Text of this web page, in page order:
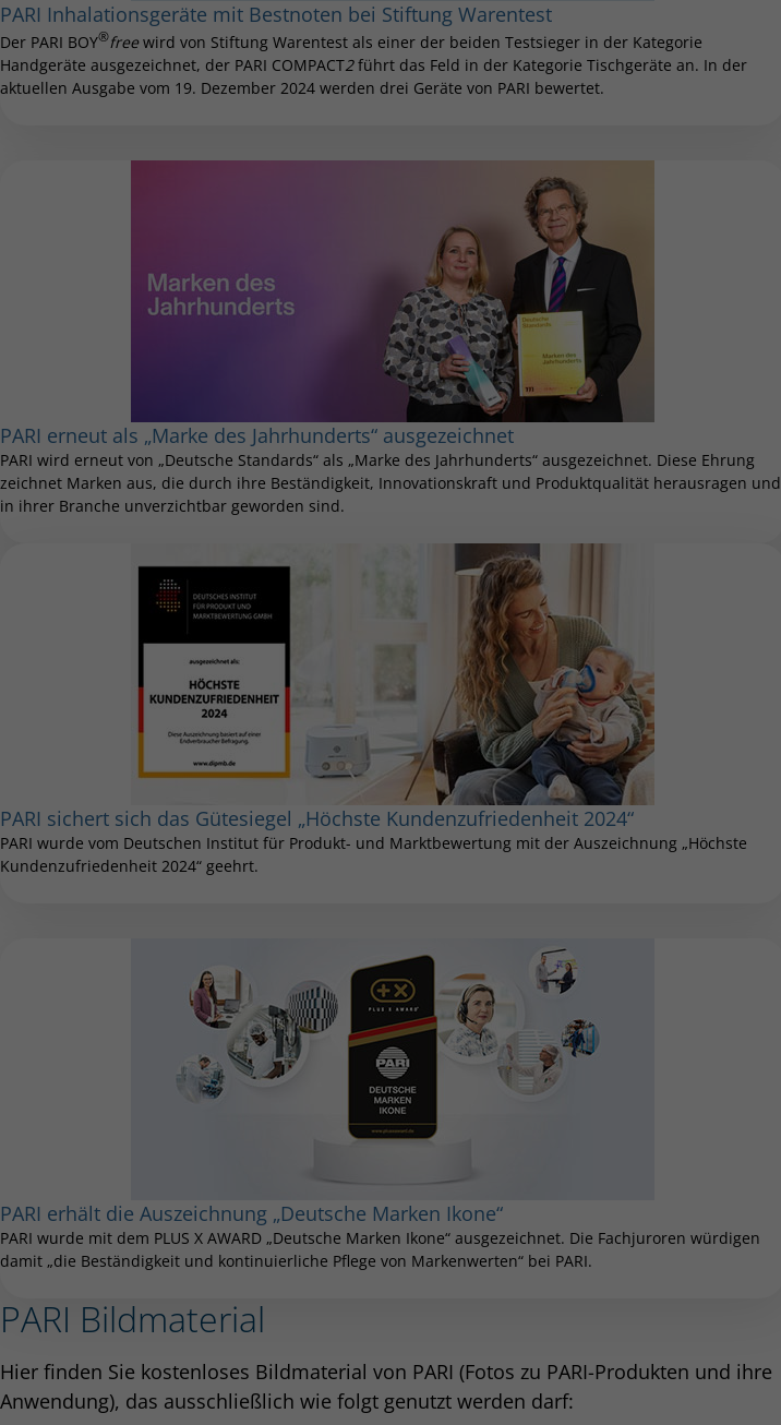
PARI Inhalationsgeräte mit Bestnoten bei Stiftung Warentest
Der PARI BOY®freewird von Stiftung Warentest als einer der beiden Testsieger in der Kategorie
Handgeräte ausgezeichnet, der PARI COMPACT2führt das Feld in der Kategorie Tischgeräte an. In der
aktuellen Ausgabe vom 19. Dezember 2024 werden drei Geräte von PARI bewertet.
PARI erneut als „Marke des Jahrhunderts“ ausgezeichnet
PARI wird erneut von „Deutsche Standards“ als „Marke des Jahrhunderts“ ausgezeichnet. Diese Ehrung
zeichnet Marken aus, die durch ihre Beständigkeit, Innovationskraft und Produktqualität herausragen und
in ihrer Branche unverzichtbar geworden sind.
PARI sichert sich das Gütesiegel „Höchste Kundenzufriedenheit 2024“
PARI wurde vom Deutschen Institut für Produkt- und Marktbewertung mit der Auszeichnung „Höchste
Kundenzufriedenheit 2024“ geehrt.
PARI erhält die Auszeichnung „Deutsche Marken Ikone“
PARI wurde mit dem PLUS X AWARD „Deutsche Marken Ikone“ ausgezeichnet. Die Fachjuroren würdigen
damit „die Beständigkeit und kontinuierliche Pflege von Markenwerten“ bei PARI.
PARI Bildmaterial
Hier finden Sie kostenloses Bildmaterial von PARI (Fotos zu PARI-Produkten und ihre
Anwendung), das ausschließlich wie folgt genutzt werden darf: